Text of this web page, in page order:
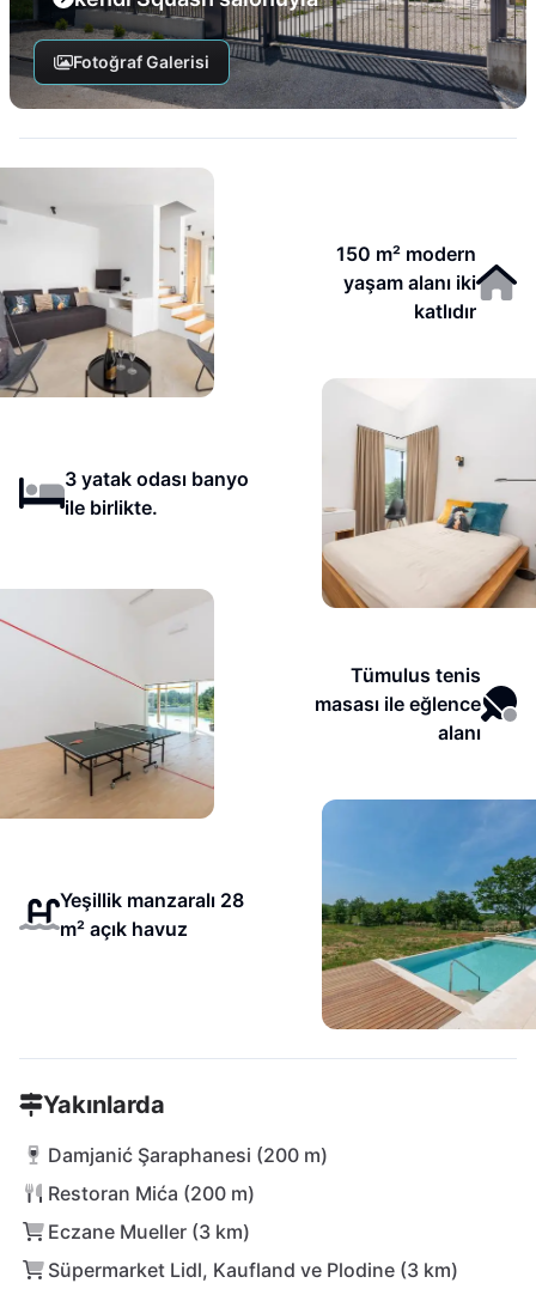
Fotoğraf Galerisi
150 m² modern
yaşam alanı iki
katlıdır
3 yatak odası banyo
ile birlikte.
Tümulus tenis
masası ile eğlence
alanı
Yeşillik manzaralı 28
m² açık havuz
Yakınlarda
Damjanić Şaraphanesi (200 m)
Restoran Mića (200 m)
Eczane Mueller (3 km)
Süpermarket Lidl, Kaufland ve Plodine (3 km)